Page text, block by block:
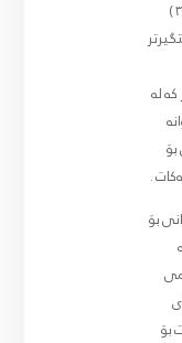
پرۆسەیەک کە ل بیرۆکراتی نییە ( ٣ )
لە
.
بۆ
بۆ